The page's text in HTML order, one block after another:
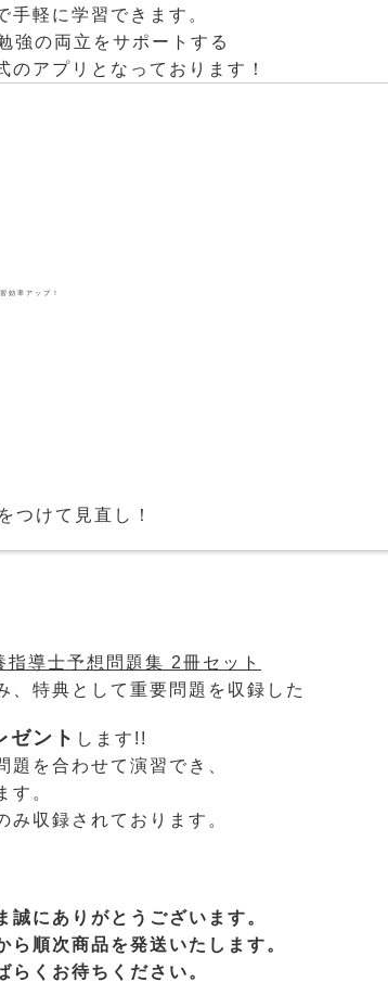
手軽に学習できます。
強の両立をサポートする
のアプリとなっております！
効率アップ！
つけて見直し！
導士予想問題集 2冊セット
、特典として重要問題を収録した
ゼント します!!
題を合わせて演習でき、
す。
み収録されております。
誠にありがとうございます。
ら順次商品を発送いたします。
らくお待ちください。